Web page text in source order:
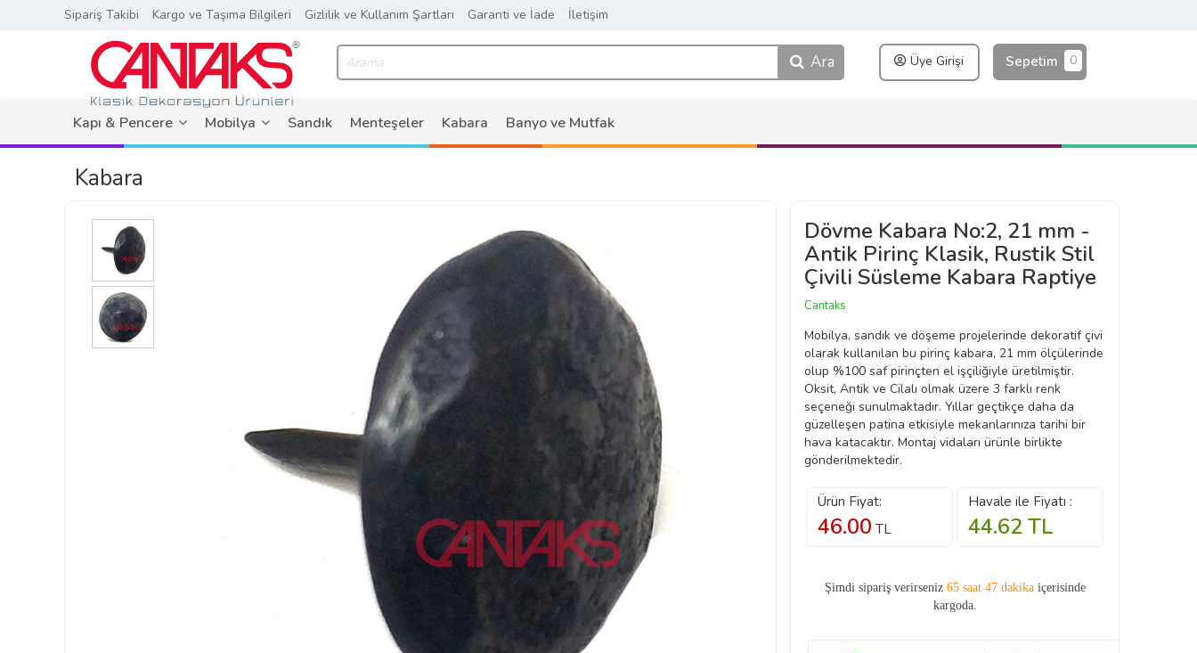
Sipariş Takibi Kargo ve Taşıma Bilgileri Gizlilik ve Kullanım Şartları Garanti ve İade İletişim
Ara Üye Girişi 0
Sepetim
Kapı & Pencere Mobilya Sandık Menteşeler Kabara Banyo ve Mutfak
Kabara
Dövme Kabara No:2, 21 mm -
Antik Pirinç Klasik, Rustik Stil
Çivili Süsleme Kabara Raptiye
Cantaks
Mobilya, sandık ve döşeme projelerinde dekoratif çivi
olarak kullanılan bu pirinç kabara, 21 mm ölçülerinde
olup %100 saf pirinçten el işçiliğiyle üretilmiştir.
Oksit, Antik ve Cilalı olmak üzere 3 farklı renk
seçeneği sunulmaktadır. Yıllar geçtikçe daha da
güzelleşen patina etkisiyle mekanlarınıza tarihi bir
hava katacaktır. Montaj vidaları ürünle birlikte
gönderilmektedir.
Ürün Fiyat:
46.00 TL
Havale ile Fiyatı :
44.62TL
Şimdi sipariş verirseniz 65 saat 47 dakika içerisinde
kargoda.